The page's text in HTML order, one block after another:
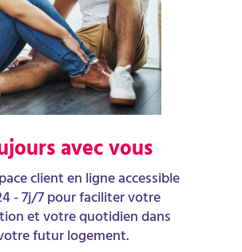
avec vous
client en ligne accessible
- 7j/7 pour faciliter votre
et votre quotidien dans
futur logement.